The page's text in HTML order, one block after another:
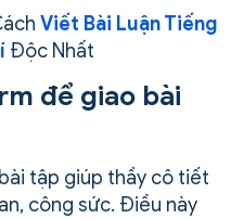
Viết Bài Luận Tiếng
Độc Nhất
để giao bài
tập giúp thầy cô tiết
công sức. Điều này